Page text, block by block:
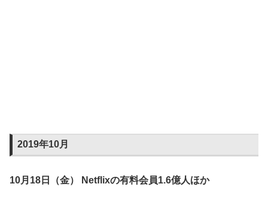
2019年10月
10月18日（金） Netflixの有料会員1.6億人ほか